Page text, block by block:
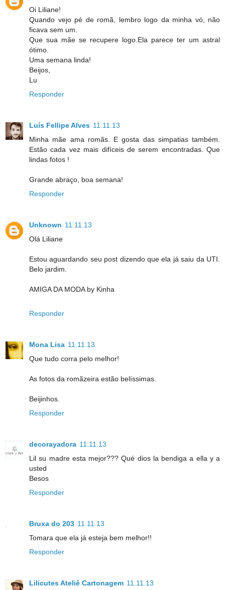
Oi Liliane!
Quando vejo pé de romã, lembro logo da minha vó, não
ficava sem um.
Que sua mãe se recupere logo.Ela parece ter um astral
ótimo.
Uma semana linda!
Beijos,
Lu
Responder
Luís Fellipe Alves 11.11.13
Minha mãe ama romãs. E gosta das simpatias também.
Estão cada vez mais difíceis de serem encontradas. Que
lindas fotos !
Grande abraço, boa semana!
Responder
Unknown 11.11.13
Olá Liliane
Estou aguardando seu post dizendo que ela já saiu da UTI.
Belo jardim.
AMIGA DA MODA by Kinha
Responder
Mona Lisa 11.11.13
Que tudo corra pelo melhor!
As fotos da romãzeira estão belíssimas.
Beijinhos.
Responder
decorayadora 11.11.13
Lil su madre esta mejor??? Qué dios la bendiga a ella y a
usted
Besos
Responder
Bruxa do 203 11.11.13
Tomara que ela já esteja bem melhor!!
Responder
Lilicutes Ateliê Cartonagem 11.11.13